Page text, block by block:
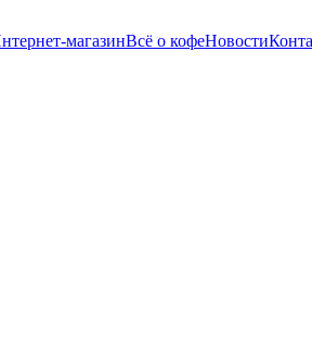
магазинВсё о кофеНовости